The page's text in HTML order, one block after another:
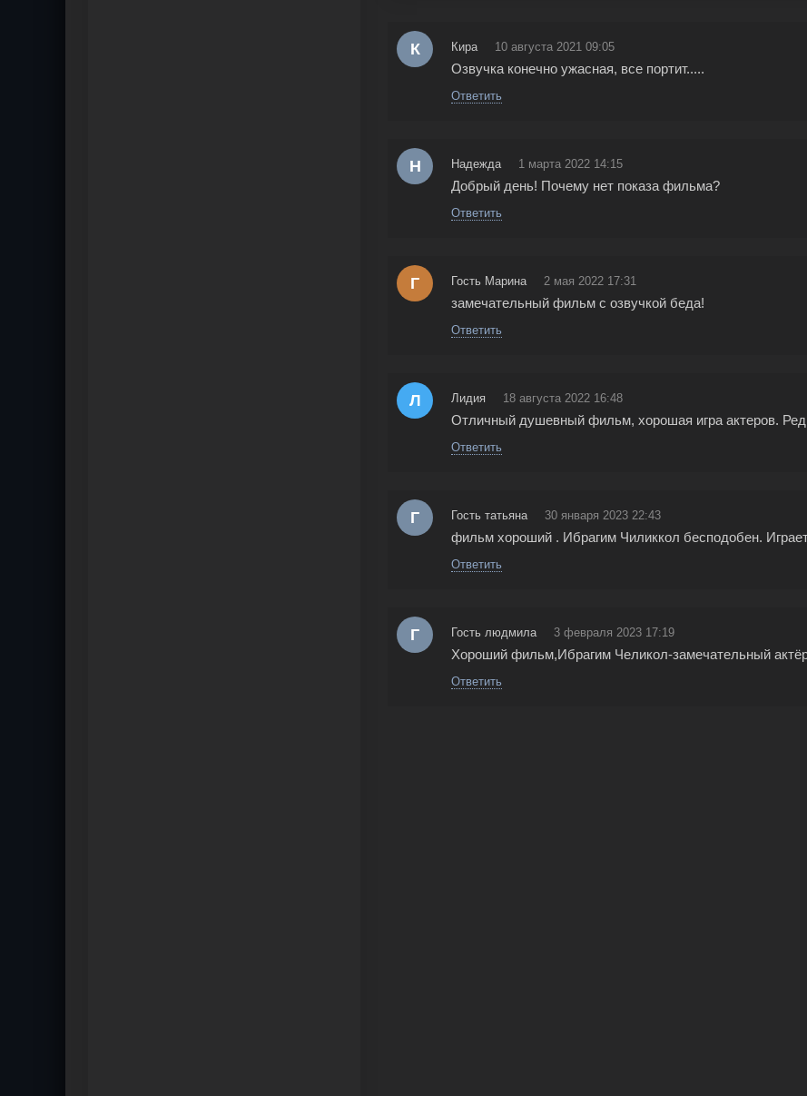
К Кира 10 августа 2021 09:05
Озвучка конечно ужасная, все портит.....
Ответить
Н Надежда 1 марта 2022 14:15
Добрый день! Почему нет показа фильма?
Ответить
Г Гость Марина 2 мая 2022 17:31
замечательный фильм с озвучкой беда!
Ответить
Л Лидия 18 августа 2022 16:48
Отличный душевный фильм, хорошая игра актеров.
Ответить
Г Гость татьяна 30 января 2023 22:43
фильм хороший . Ибрагим Чиликкол бесподобен.
Ответить
Г Гость людмила 3 февраля 2023 17:19
Хороший фильм,Ибрагим Челикол-замечательный
Ответить